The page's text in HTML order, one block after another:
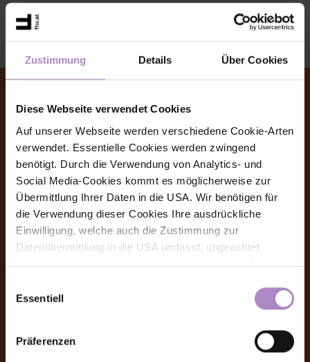
Zustimmung Details Über Cookies
Diese Webseite verwendet Cookies
Auf unserer Webseite werden verschiedene Cookie-Arten
verwendet. Essentielle Cookies werden zwingend
benötigt. Durch die Verwendung von Analytics- und
Social Media-Cookies kommt es möglicherweise zur
Übermittlung Ihrer Daten in die USA. Wir benötigen für
die Verwendung dieser Cookies Ihre ausdrückliche
Einwilligung, welche auch die Zustimmung zur
Datenübermittlung in die USA umfasst, ungeachtet
dessen, dass das Datenschutzniveau in den USA nicht
für die Rechte und Freiheiten der betroffenen Personen
nach sich ziehen kann. Die Einwilligung erteilen Sie
dadurch, dass Sie die ausgewählten Cookies durch
Aktivierung des Buttons akzeptieren. Sie können Ihre
Essentiell
Präferenzen
© FHV 2026
Impressum
Allgemeine Geschäftsbedingungen
Barrierefreiheitserklärung
Kontakt